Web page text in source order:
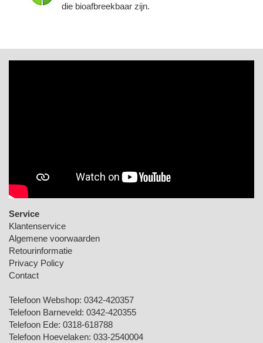
die bioafbreekbaar zijn.
Service
Klantenservice
Algemene voorwaarden
Retourinformatie
Privacy Policy
Contact
Telefoon Webshop: 0342-420357
Telefoon Barneveld: 0342-420355
Telefoon Ede: 0318-618788
Telefoon Hoevelaken: 033-2540004